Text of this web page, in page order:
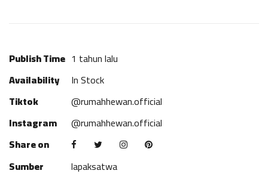
Publish Time 1 tahun lalu
Availability
In Stock
Tiktok
@rumahhewan.official
Instagram
@rumahhewan.official
Share on
Sumber
lapaksatwa